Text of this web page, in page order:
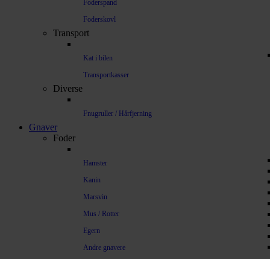
Foderspand
Foderskovl
Transport
Kat i bilen
Transportkasser
Diverse
Fnugruller / Hårfjerning
Gnaver
Foder
Hamster
Kanin
Marsvin
Mus / Rotter
Egern
Andre gnavere